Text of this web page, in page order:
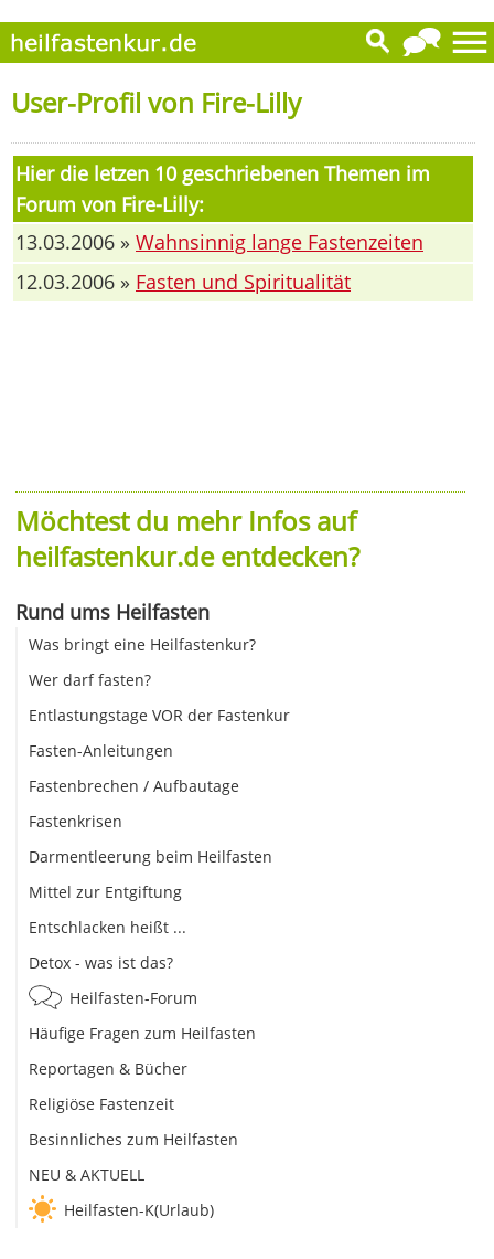
User-Profil von Fire-Lilly
Hier die letzen 10 geschriebenen Themen im
Forum von Fire-Lilly:
13.03.2006 » Wahnsinnig lange Fastenzeiten
12.03.2006 » Fasten und Spiritualität
Möchtest du mehr Infos auf
heilfastenkur.de entdecken?
Rund ums Heilfasten
Was bringt eine Heilfastenkur?
Wer darf fasten?
Entlastungstage VOR der Fastenkur
Fasten-Anleitungen
Fastenbrechen / Aufbautage
Fastenkrisen
Darmentleerung beim Heilfasten
Mittel zur Entgiftung
Entschlacken heißt ...
Detox - was ist das?
Heilfasten-Forum
Häufige Fragen zum Heilfasten
Reportagen & Bücher
Religiöse Fastenzeit
Besinnliches zum Heilfasten
NEU & AKTUELL
Heilfasten-K(Urlaub)